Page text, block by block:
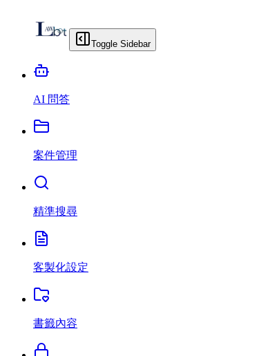
Toggle Sidebar
AI 問答
案件管理
精準搜尋
客製化設定
書籤內容